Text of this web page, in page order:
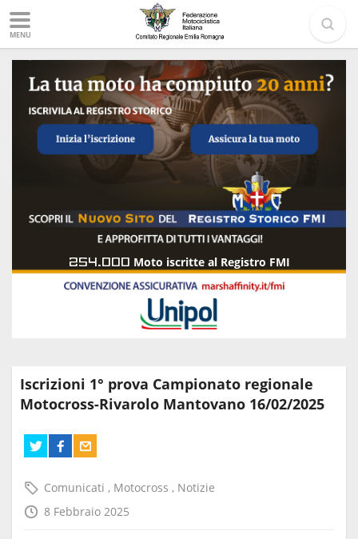
MENU
254.000 Moto iscritte al Registro FMI
Iscrizioni 1° prova Campionato regionale
Motocross-Rivarolo Mantovano 16/02/2025
Comunicati , Motocross , Notizie
8 Febbraio 2025